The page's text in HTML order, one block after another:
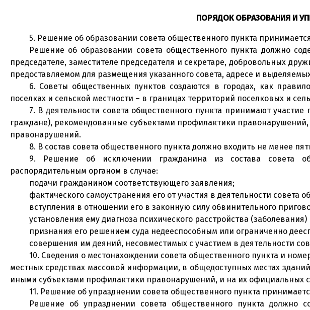
ПОРЯДОК ОБРАЗОВАНИЯ И
5. Решение об образовании совета общественного пункта
Решение об образовании совета общественного пункта должно
председателе, заместителе председателя и секретаре, добровольных
предоставляемом для размещения указанного совета, адресе и
6. Советы общественных пунктов создаются в городах, как
поселках и сельской местности – в границах территорий поселковых и
7. В деятельности совета общественного пункта принимают
граждане), рекомендованные субъектами профилактики
правонарушений.
8. В состав совета общественного пункта должно входить не менее
9. Решение об исключении гражданина из состава совета
распорядительным органом в случае:
подачи гражданином соответствующего заявления;
фактического самоустранения его от участия в деятельности совета
вступления в отношении его в законную силу обвинительного
установления ему диагноза психического расстройства
признания его решением суда недееспособным или ограниченно
совершения им деяний, несовместимых с участием в деятельности
10. Сведения о местонахождении совета общественного пункта и
местных средствах массовой информации, в общедоступных местах
иными субъектами профилактики правонарушений, и на их официальных
11. Решение об упразднении совета общественного пункта
Решение об упразднении совета общественного пункта должно